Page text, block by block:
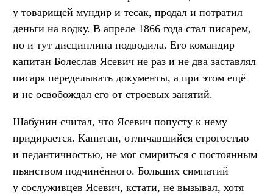
у товарищей мундир и тесак, продал и потратил
деньги на водку. В апреле 1866 года стал писарем,
но и тут дисциплина подводила. Его командир
капитан Болеслав Ясевич не раз и не два заставлял
писаря переделывать документы, а при этом ещё
и не освобождал его от строевых занятий.
Шабунин считал, что Ясевич попусту к нему
придирается. Капитан, отличавшийся строгостью
и педантичностью, не мог смириться с постоянным
пьянством подчинённого. Больших симпатий
у сослуживцев Ясевич, кстати, не вызывал, хотя